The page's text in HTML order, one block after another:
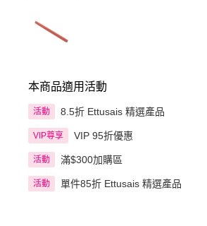
本商品適用活動
活動 8.5折 Ettusais 精選產品
VIP尊享 VIP 95折優惠
活動 滿$300加購區
活動 單件85折 Ettusais 精選產品